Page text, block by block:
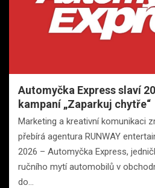
Automyčka Express slaví
kampaní „Zaparkuj chytře“
Marketing a kreativní komunikaci
přebírá agentura RUNWAY
2026 – Automyčka Express,
ručního mytí automobilů v
do…